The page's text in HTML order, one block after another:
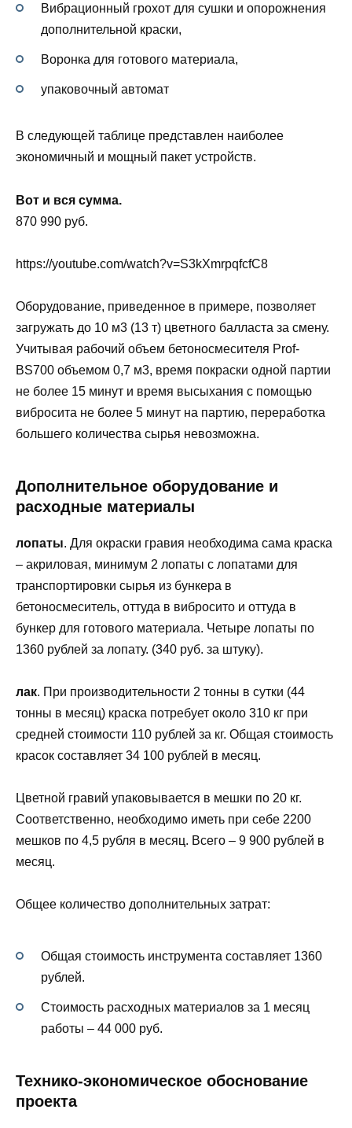
Вибрационный грохот для сушки и опорожнения
дополнительной краски,
Воронка для готового материала,
упаковочный автомат
В следующей таблице представлен наиболее
экономичный и мощный пакет устройств.
Вот и вся сумма.
870 990 руб.
https://youtube.com/watch?v=S3kXmrpqfcfC8
Оборудование, приведенное в примере, позволяет
загружать до 10 м3 (13 т) цветного балласта за смену.
Учитывая рабочий объем бетоносмесителя Prof-
BS700 объемом 0,7 м3, время покраски одной партии
не более 15 минут и время высыхания с помощью
вибросита не более 5 минут на партию, переработка
большего количества сырья невозможна.
Дополнительное оборудование и
расходные материалы
лопаты. Для окраски гравия необходима сама краска
– акриловая, минимум 2 лопаты с лопатами для
транспортировки сырья из бункера в
бетоносмеситель, оттуда в вибросито и оттуда в
бункер для готового материала. Четыре лопаты по
1360 рублей за лопату. (340 руб. за штуку).
лак. При производительности 2 тонны в сутки (44
тонны в месяц) краска потребует около 310 кг при
средней стоимости 110 рублей за кг. Общая стоимость
красок составляет 34 100 рублей в месяц.
Цветной гравий упаковывается в мешки по 20 кг.
Соответственно, необходимо иметь при себе 2200
мешков по 4,5 рубля в месяц. Всего – 9 900 рублей в
месяц.
Общее количество дополнительных затрат:
Общая стоимость инструмента составляет 1360
рублей.
Стоимость расходных материалов за 1 месяц
работы – 44 000 руб.
Технико-экономическое обоснование
проекта